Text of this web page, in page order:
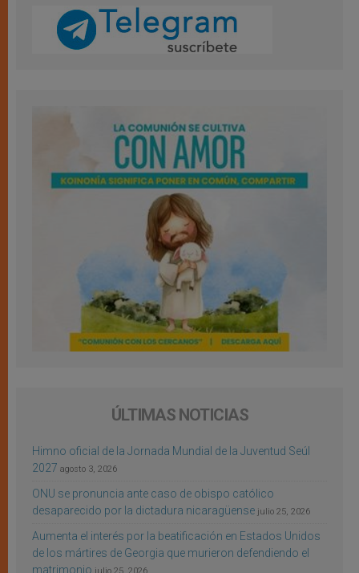
ÚLTIMAS NOTICIAS
Himno oficial de la Jornada Mundial de la Juventud Seúl
2027 agosto 3, 2026
ONU se pronuncia ante caso de obispo católico
desaparecido por la dictadura nicaragüense julio 25, 2026
Aumenta el interés por la beatificación en Estados Unidos
de los mártires de Georgia que murieron defendiendo el
matrimonio